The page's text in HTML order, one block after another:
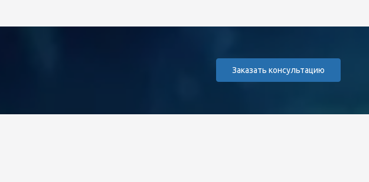
Заказать консультацию